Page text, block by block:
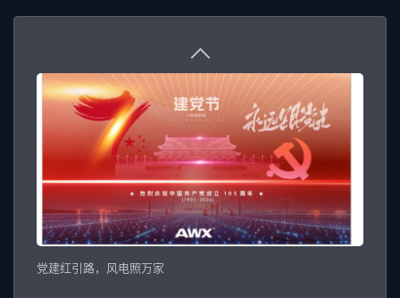
党建红引路，风电照万家